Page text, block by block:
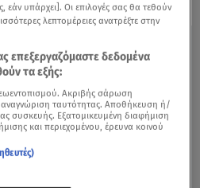
εάν υπάρχει]. Οι επιλογές σας θα τεθούν
λεπτομέρειες ανατρέξτε στην
επεξεργαζόμαστε δεδομένα
τα εξής:
Ακριβής σάρωση
αναγνώριση ταυτότητας. Αποθήκευση ή/
συσκευής. Εξατομικευμένη διαφήμιση
και περιεχομένου, έρευνα κοινού